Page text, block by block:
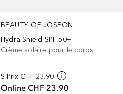
BEAUTY OF JOSEON
Hydra Shield SPF 50+
Crème solaire pour le corps
S-Prix CHF 23.90
Online CHF 23.90